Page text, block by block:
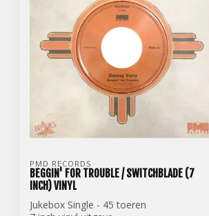
PMD RECORDS
BEGGIN' FOR TROUBLE / SWITCHBLADE (7
INCH) VINYL
Jukebox Single - 45 toeren